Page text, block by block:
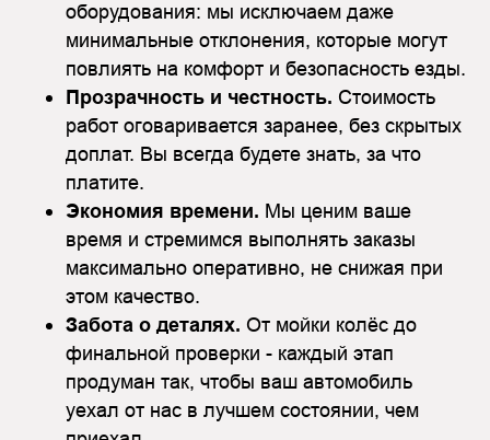
оборудования: мы исключаем даже
минимальные отклонения, которые могут
повлиять на комфорт и безопасность езды.
Прозрачность и честность. Стоимость
работ оговаривается заранее, без скрытых
доплат. Вы всегда будете знать, за что
платите.
Экономия времени. Мы ценим ваше
время и стремимся выполнять заказы
максимально оперативно, не снижая при
этом качество.
Забота о деталях. От мойки колёс до
финальной проверки - каждый этап
продуман так, чтобы ваш автомобиль
уехал от нас в лучшем состоянии, чем